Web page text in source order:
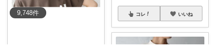
9,748件 コレ いいね